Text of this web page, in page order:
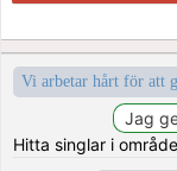
Vi arbetar hårt för att
Hitta singlar i